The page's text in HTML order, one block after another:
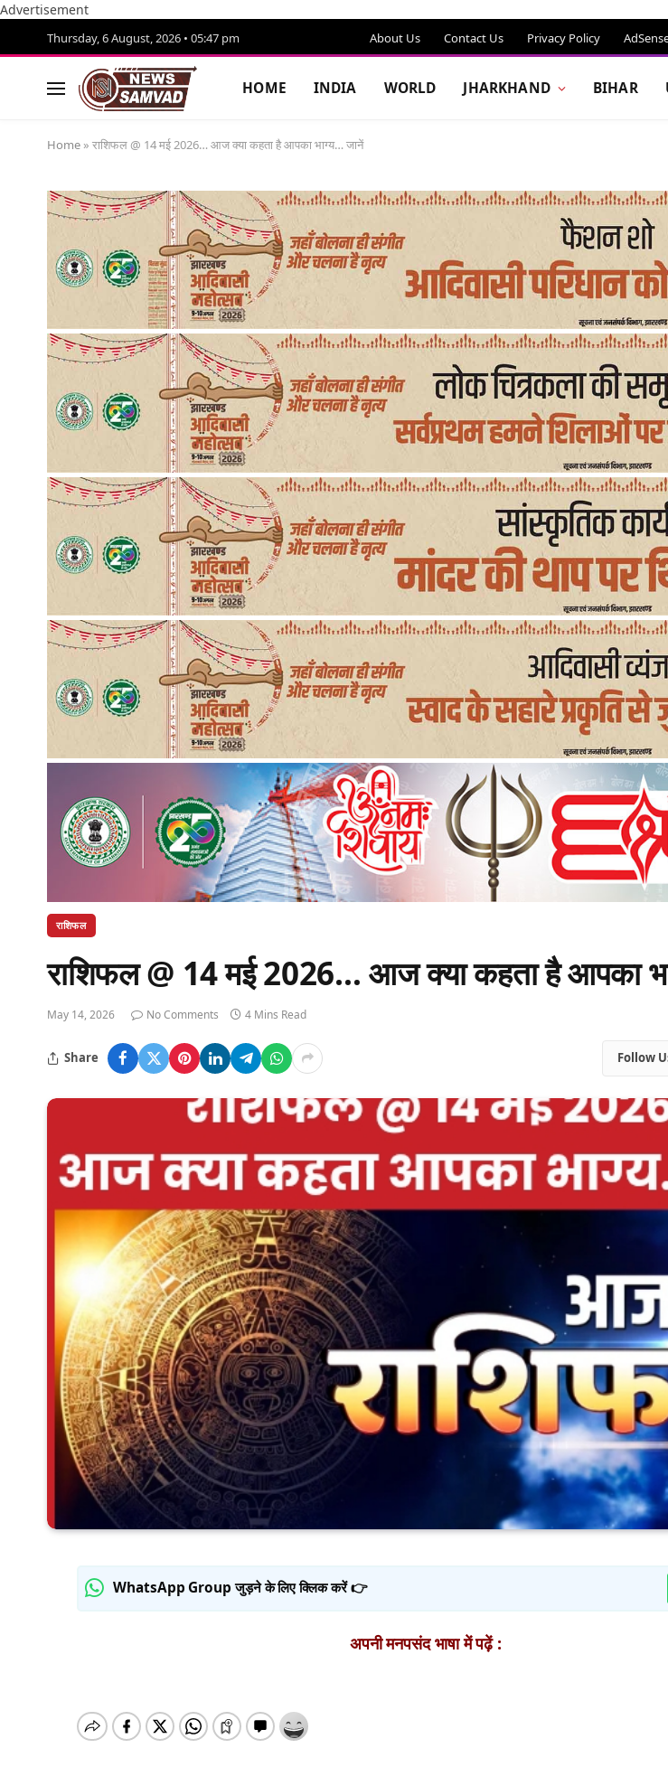
Advertisement
Thursday, 6 August, 2026 • 05:47 pm About Us Contact Us Privacy Policy
HOME INDIA WORLD JHARKHAND BIHAR
Home » राशिफल @ 14 मई 2026… आज क्या कहता है आपका भाग्य… जानें
राशिफल
राशिफल @ 14 मई 2026… आज क्या कहता है आपका
May 14, 2026 No Comments 4 Mins Read
Share Follow
WhatsApp Group जुड़ने के लिए क्लिक करें 👉
अपनी मनपसंद भाषा में पढ़ें :